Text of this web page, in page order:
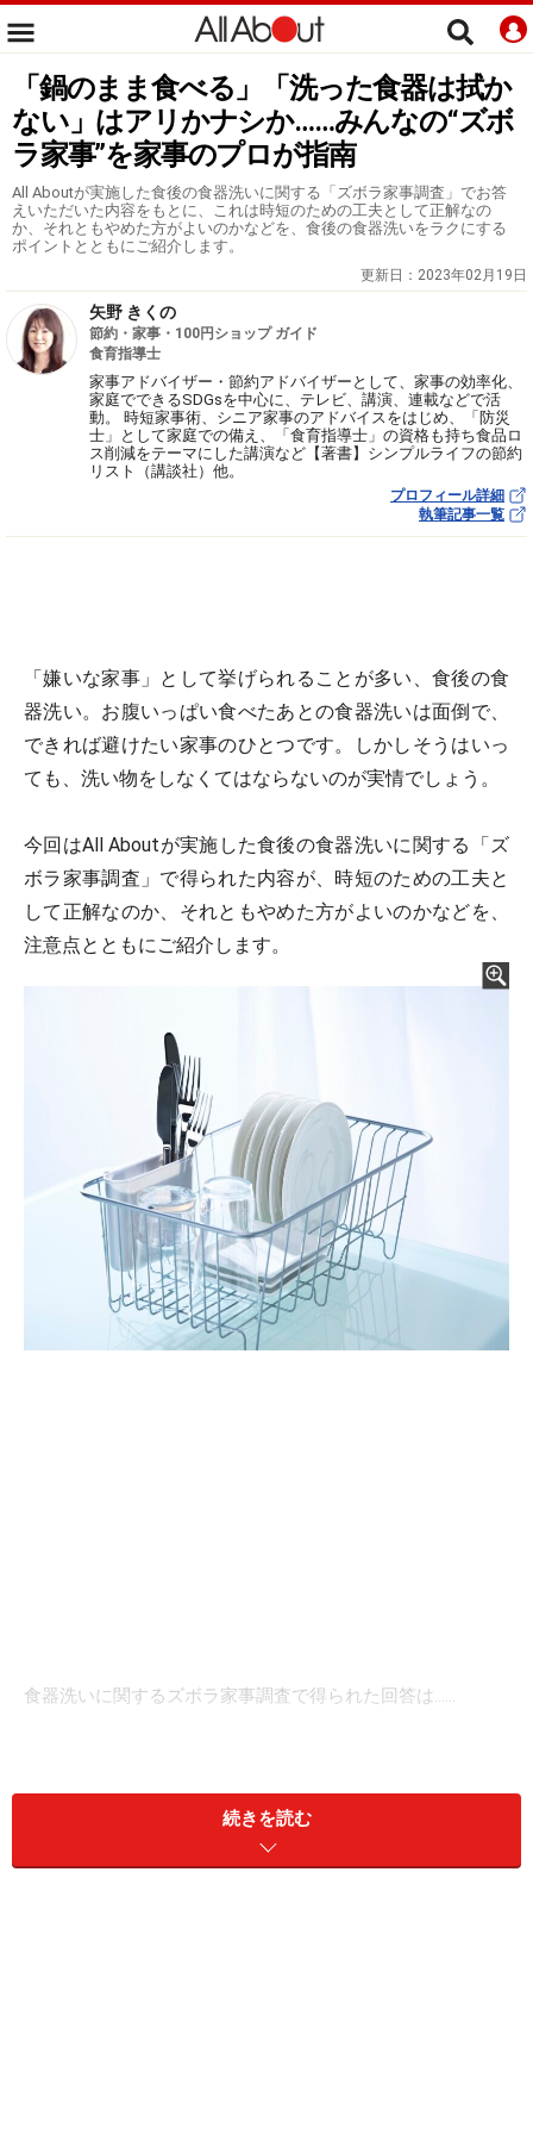
「鍋のまま食べる」「洗った食器は拭か
ない」はアリかナシか……みんなの“ズボ
ラ家事”を家事のプロが指南
All Aboutが実施した食後の食器洗いに関する「ズボラ家事調査」でお答
えいただいた内容をもとに、これは時短のための工夫として正解なの
か、それともやめた方がよいのかなどを、食後の食器洗いをラクにする
ポイントとともにご紹介します。
更新日： 2023年02月19日
矢野 きくの
節約・家事・100円ショップ ガイド
食育指導士
家事アドバイザー・節約アドバイザーとして、家事の効率化、
家庭でできるSDGsを中心に、テレビ、講演、連載などで活
動。 時短家事術、シニア家事のアドバイスをはじめ、「防災
士」として家庭での備え、「食育指導士」の資格も持ち食品ロ
ス削減をテーマにした講演など【著書】シンプルライフの節約
リスト（講談社）他。
プロフィール詳細
執筆記事一覧
「嫌いな家事」として挙げられることが多い、食後の食
器洗い。お腹いっぱい食べたあとの食器洗いは面倒で、
できれば避けたい家事のひとつです。しかしそうはいっ
ても、洗い物をしなくてはならないのが実情でしょう。
今回はAll Aboutが実施した食後の食器洗いに関する「ズ
ボラ家事調査」で得られた内容が、時短のための工夫と
して正解なのか、それともやめた方がよいのかなどを、
注意点とともにご紹介します。
食器洗いに関するズボラ家事調査で得られた回答は……
ズボラ家事回答：「鍋やフライパンのまま
続きを読む